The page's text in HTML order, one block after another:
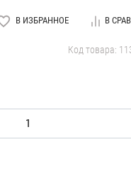
В ИЗБРАННОЕ В
Код товара: